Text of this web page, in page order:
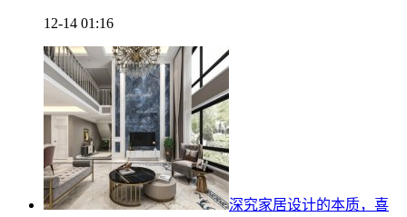
12-14 01:16
深究家居设计的本质，喜